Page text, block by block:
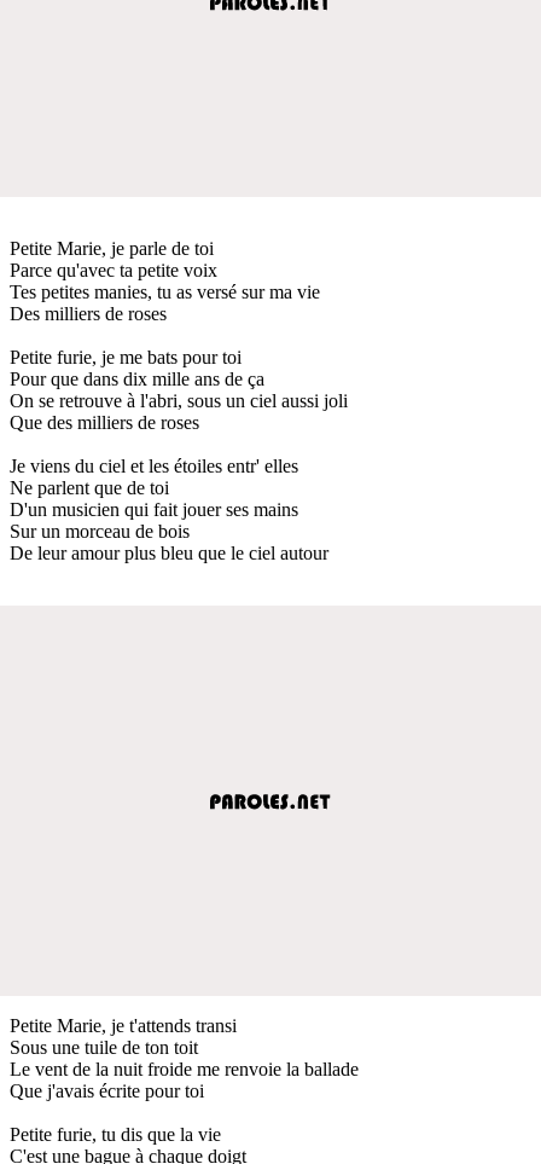
Petite Marie, je parle de toi
Parce qu'avec ta petite voix
Tes petites manies, tu as versé sur ma vie
Des milliers de roses
Petite furie, je me bats pour toi
Pour que dans dix mille ans de ça
On se retrouve à l'abri, sous un ciel aussi joli
Que des milliers de roses
Je viens du ciel et les étoiles entr' elles
Ne parlent que de toi
D'un musicien qui fait jouer ses mains
Sur un morceau de bois
De leur amour plus bleu que le ciel autour
Petite Marie, je t'attends transi
Sous une tuile de ton toit
Le vent de la nuit froide me renvoie la ballade
Que j'avais écrite pour toi
Petite furie, tu dis que la vie
C'est une bague à chaque doigt